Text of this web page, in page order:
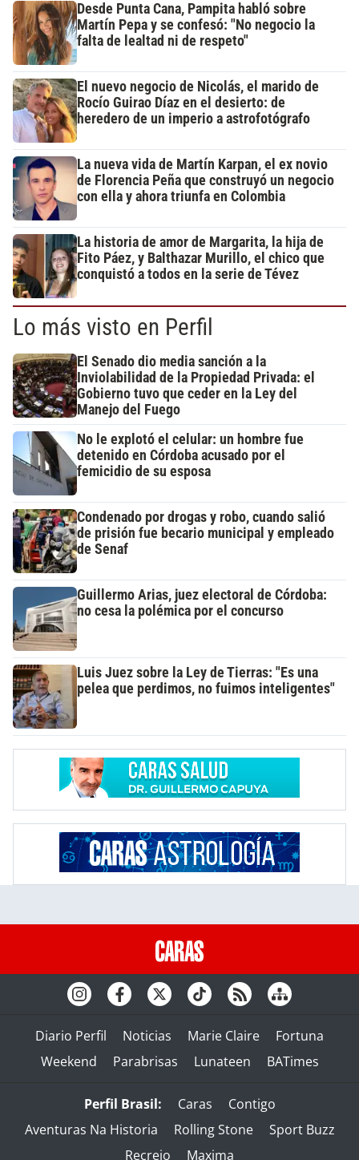
Desde Punta Cana, Pampita habló sobre
Martín Pepa y se confesó: "No negocio la
falta de lealtad ni de respeto"
El nuevo negocio de Nicolás, el marido de
Rocío Guirao Díaz en el desierto: de
heredero de un imperio a astrofotógrafo
La nueva vida de Martín Karpan, el ex novio
de Florencia Peña que construyó un negocio
con ella y ahora triunfa en Colombia
La historia de amor de Margarita, la hija de
Fito Páez, y Balthazar Murillo, el chico que
conquistó a todos en la serie de Tévez
Lo más visto en Perfil
El Senado dio media sanción a la
Inviolabilidad de la Propiedad Privada: el
Gobierno tuvo que ceder en la Ley del
Manejo del Fuego
No le explotó el celular: un hombre fue
detenido en Córdoba acusado por el
femicidio de su esposa
Condenado por drogas y robo, cuando salió
de prisión fue becario municipal y empleado
de Senaf
Guillermo Arias, juez electoral de Córdoba:
no cesa la polémica por el concurso
Luis Juez sobre la Ley de Tierras: "Es una
pelea que perdimos, no fuimos inteligentes"
Diario Perfil Noticias Marie Claire
Fortuna
Weekend
Parabrisas Lunateen BATimes
Perfil Brasil: Caras
Contigo
Aventuras Na Historia
Rolling Stone
Sport Buzz
Recreio
Maxima